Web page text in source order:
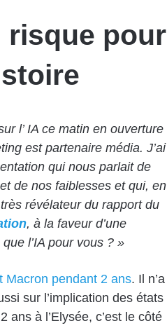
risque pour
l’ IA ce matin en ouverture
est partenaire média. J’ai
qui nous parlait de
de nos faiblesses et qui, en
révélateur du rapport du
, à la faveur d’une
l’IA pour vous ? »
Macron pendant 2 ans. Il n’a
sur l’implication des états
ans à l’Elysée, c’est le côté